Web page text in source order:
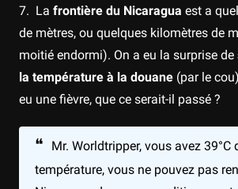
7. La frontière du Nicaragua est a
de mètres, ou quelques kilomètres de
moitié endormi). On a eu la surprise de
la température à la douane (par le
eu une fièvre, que ce serait-il passé ?
Mr. Worldtripper, vous avez 39°C
température, vous ne pouvez pas